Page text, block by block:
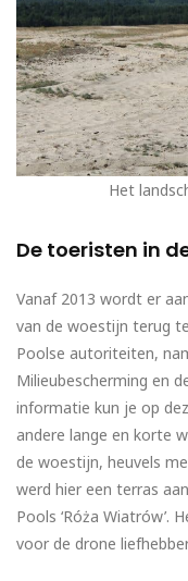
Het
De toeristen in
Vanaf 2013 wordt er
van de woestijn terug
Poolse autoriteiten,
Milieubescherming en
informatie kun je op
andere lange en korte
de woestijn, heuvels
werd hier een terras
Pools ‘Róża Wiatrów’.
voor de drone